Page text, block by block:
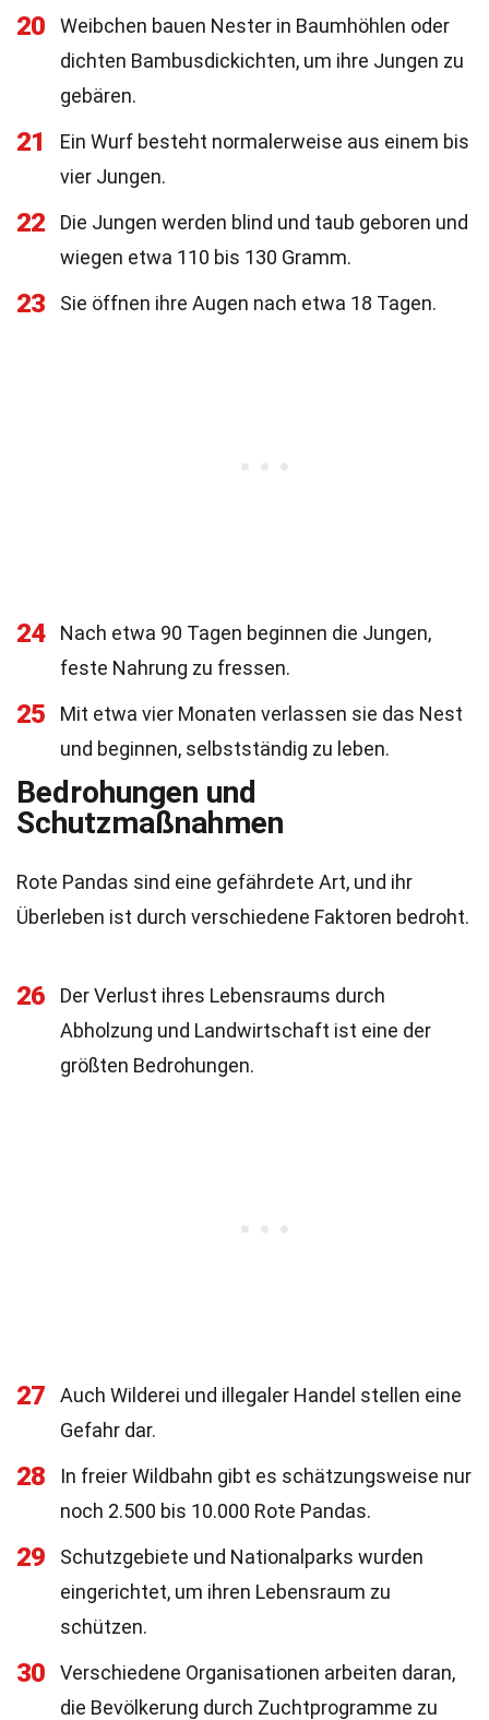
20
Weibchen bauen Nester in Baumhöhlen oder
dichten Bambusdickichten, um ihre Jungen zu
gebären.
21
Ein Wurf besteht normalerweise aus einem bis
vier Jungen.
22
Die Jungen werden blind und taub geboren und
wiegen etwa 110 bis 130 Gramm.
23 Sie öffnen ihre Augen nach etwa 18 Tagen.
24
Nach etwa 90 Tagen beginnen die Jungen,
feste Nahrung zu fressen.
25
Mit etwa vier Monaten verlassen sie das Nest
und beginnen, selbstständig zu leben.
Bedrohungen und
Schutzmaßnahmen
Rote Pandas sind eine gefährdete Art, und ihr
Überleben ist durch verschiedene Faktoren bedroht.
26
Der Verlust ihres Lebensraums durch
Abholzung und Landwirtschaft ist eine der
größten Bedrohungen.
27
Auch Wilderei und illegaler Handel stellen eine
Gefahr dar.
28
In freier Wildbahn gibt es schätzungsweise nur
noch 2.500 bis 10.000 Rote Pandas.
29
Schutzgebiete und Nationalparks wurden
eingerichtet, um ihren Lebensraum zu
schützen.
30
Verschiedene Organisationen arbeiten daran,
die Bevölkerung durch Zuchtprogramme zu